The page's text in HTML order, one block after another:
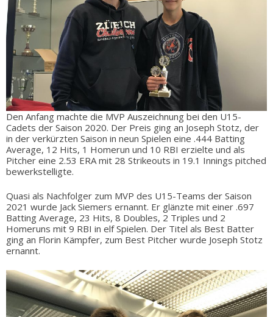
Den Anfang machte die MVP Auszeichnung bei den U15-
Cadets der Saison 2020. Der Preis ging an Joseph Stotz, der
in der verkürzten Saison in neun Spielen eine .444 Batting
Average, 12 Hits, 1 Homerun und 10 RBI erzielte und als
Pitcher eine 2.53 ERA mit 28 Strikeouts in 19.1 Innings pitched
bewerkstelligte.
Quasi als Nachfolger zum MVP des U15-Teams der Saison
2021 wurde Jack Siemers ernannt. Er glänzte mit einer .697
Batting Average, 23 Hits, 8 Doubles, 2 Triples und 2
Homeruns mit 9 RBI in elf Spielen. Der Titel als Best Batter
ging an Florin Kämpfer, zum Best Pitcher wurde Joseph Stotz
ernannt.